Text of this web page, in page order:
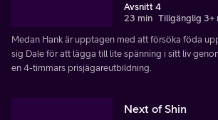
Avsnitt 4
23 min Tillgänglig 3+
Medan Hank är upptagen med att försöka föda
sig Dale för att lägga till lite spänning i sitt liv
en 4-timmars prisjägareutbildning.
Next of Shin